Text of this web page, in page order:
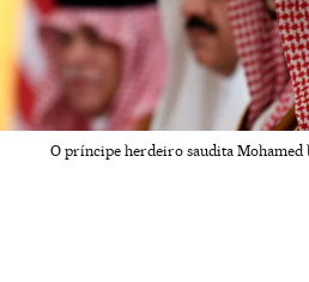
O príncipe herdeiro saudita Mohamed